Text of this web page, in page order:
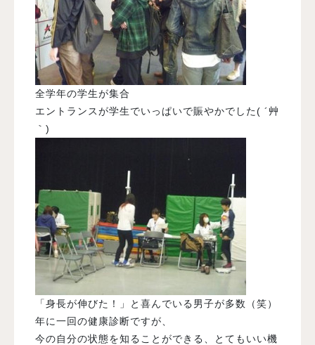
全学年の学生が集合
エントランスが学生でいっぱいで賑やかでした( ´艸
｀)
「身長が伸びた！」と喜んでいる男子が多数（笑）
年に一回の健康診断ですが、
今の自分の状態を知ることができる、とてもいい機